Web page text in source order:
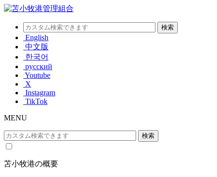
English
中文版
한국어
русский
Youtube
X
Instagram
TikTok
MENU
苫小牧港の概要